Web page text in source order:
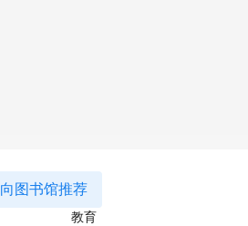
向图书馆推荐
教育